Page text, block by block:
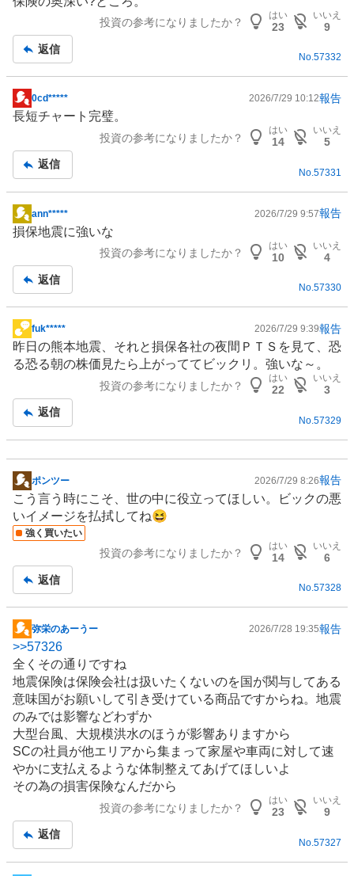
事
投資の参考になりましたか？
はい
23
いいえ
9
返信
No.57332
掲
示
事
0cd***** 2026/7/29 10:12報告
長短チャート完璧。
投資の参考になりましたか？
はい
14
いいえ
5
返信
No. 57331
掲
示
事
ann***** 2026/7/29 9:57報告
損保地震に強いな
投資の参考になりましたか？
はい
10
いいえ
4
返信
No.57330
掲
示
板
fuk***** 2026/7/29 9:39報告
昨日の熊本地震、それと損保各社の夜間ＰＴＳを見て、恐
る恐る朝の株価見たら上がっててビックリ。強いな～。
投資の参考になりましたか？
はい
22
いいえ
3
返信
No. 57329
掲
示
板
記
ポンツー 2026/7/29 8:26報告
こう言う時にこそ、世の中に役立ってほしい。ビックの悪
いイメージを払拭してね😆
強く買いたい
投資の参考になりましたか？
はい
14
いいえ
6
返信
No.57328
掲
示
板
記
事
弥栄のあーうー 2026/7/28 19:35報告
>>57326
全くその通りですね
地震保険は保険会社は扱いたくないのを国が関与してある
意味国がお願いして引き受けている商品ですからね。地震
のみでは影響などわずか
大型台風、大規模洪水のほうが影響ありますから
SCの社員が他エリアから集まって家屋や車両に対して速
やかに支払えるような体制整えてあげてほしいよ
その為の損害保険なんだから
投資の参考になりましたか？
はい
23
いいえ
9
返信
No. 57327